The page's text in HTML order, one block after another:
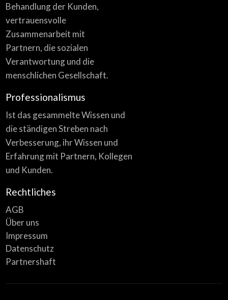
Behandlung der Kunden,
vertrauensvolle
Zusammenarbeit mit
Partnern, die sozialen
Verantwortung und die
menschlichen Gesellschaft.
Professionalismus
Ist das gesammelte Wissen und
die ständigen Streben nach
Verbesserung, ihr Wissen und
Erfahrung mit Partnern, Kollegen
und Kunden.
Rechtliches
AGB
Über uns
Impressum
Datenschutz
Partnershaft